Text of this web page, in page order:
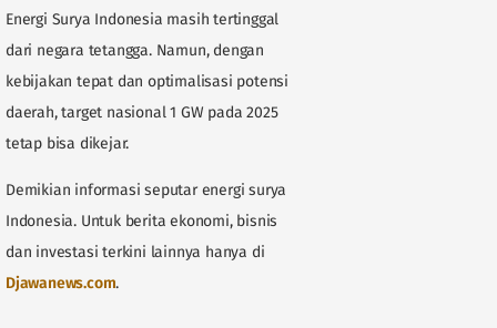
Energi Surya Indonesia masih tertinggal
dari negara tetangga. Namun, dengan
kebijakan tepat dan optimalisasi potensi
daerah, target nasional 1 GW pada 2025
tetap bisa dikejar.
Demikian informasi seputar energi surya
Indonesia. Untuk berita ekonomi, bisnis
dan investasi terkini lainnya hanya di
Djawanews.com.